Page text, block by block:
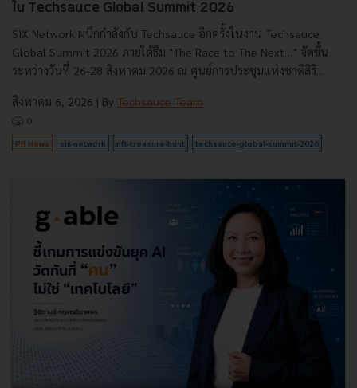
ใน Techsauce Global Summit 2026
SIX Network ผนึกกำลังกับ Techsauce อีกครั้งในงาน Techsauce
Global Summit 2026 ภายใต้ธีม "The Race to The Next…" จัดขึ้น
ระหว่างวันที่ 26-28 สิงหาคม 2026 ณ ศูนย์การประชุมแห่งชาติสิริ...
สิงหาคม 6, 2026 | By Techsauce Team
0
PR News six-network nft-treasure-hunt techsauce-global-summit-2026